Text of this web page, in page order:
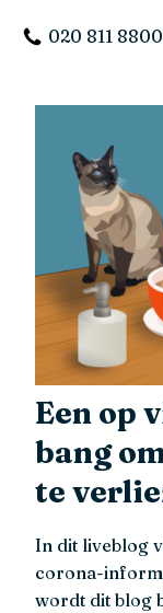
020 811 8800
Een op
bang
te
In dit liveblog
corona-
wordt dit blog